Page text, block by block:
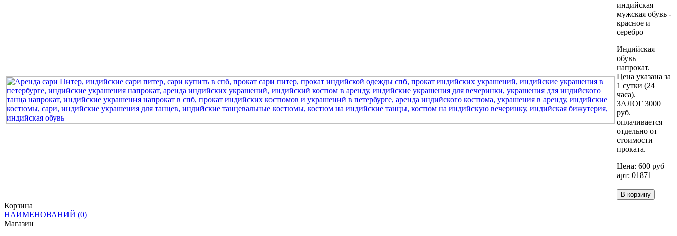
индийская
мужская обувь -
красное и
серебро
Индийская
обувь
напрокат.
Цена указана за
1 сутки (24
часа).
ЗАЛОГ 3000
руб.
оплачивается
отдельно от
стоимости
проката.
Цена: 600 руб
арт: 01871
В корзину
Корзина
НАИМЕНОВАНИЙ (0)
Магазин